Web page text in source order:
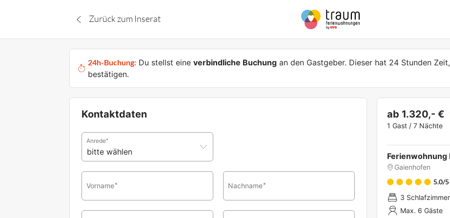
Zurück zum Inserat
24h-Buchung: Du stellst eineverbindliche Buchung an den Gastgeber. Dieser hat 24 Stunden
bestätigen.
Kontaktdaten
Anrede*
Vorname* Nachname*
ab 1.320,- €
1 Gast / 7 Nächte
Ferienwohnung
Gaienhofen
5.0/5
3 Schlafzimmer
Max. 6 Gäste